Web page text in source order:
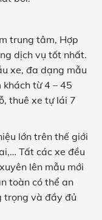
trung tâm, Hợp
dịch vụ tốt nhất.
xe, đa dạng mẫu
từ 4 – 45
thuê xe tự lái 7
lớn trên thế giới
Tất các xe đều
lên mẫu mới
toàn có thể an
trọng và đầy đủ